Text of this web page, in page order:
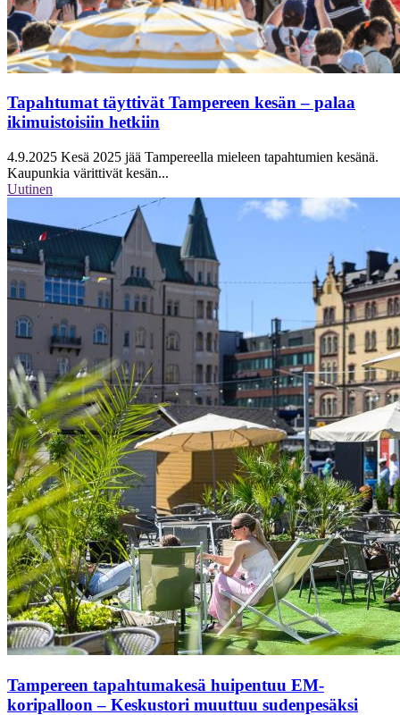
Tapahtumat täyttivät Tampereen kesän – palaa
ikimuistoisiin hetkiin
4.9.2025 Kesä 2025 jää Tampereella mieleen tapahtumien kesänä.
Kaupunkia värittivät kesän...
Uutinen
Tampereen tapahtumakesä huipentuu EM-
koripalloon – Keskustori muuttuu sudenpesäksi